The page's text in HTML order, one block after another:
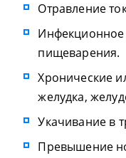
Отравление
пищеварения.
Хронические
желудка,
Укачивание в
Превышение